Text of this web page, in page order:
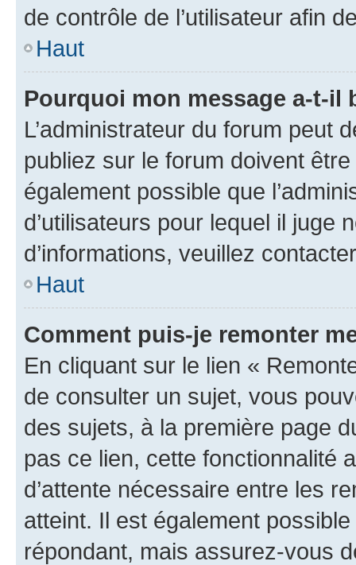
de contrôle de l’utilisateur afin
Haut
Pourquoi mon message a-t-il
L’administrateur du forum peut
publiez sur le forum doivent
également possible que
d’utilisateurs pour lequel il juge
d’informations, veuillez
Haut
Comment puis-je remonter
En cliquant sur le lien «
de consulter un sujet, vous
des sujets, à la première page
pas ce lien, cette fonctionnalité
d’attente nécessaire entre les
atteint. Il est également
répondant, mais assurez-vous